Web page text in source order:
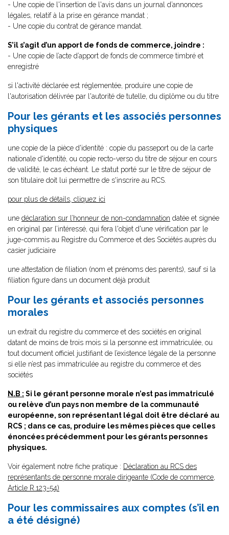
- Une copie de l'insertion de l'avis dans un journal d’annonces
légales, relatif à la prise en gérance mandat ;
- Une copie du contrat de gérance mandat.
S’il s’agit d’un apport de fonds de commerce, joindre :
- Une copie de l’acte d’apport de fonds de commerce timbré et
enregistré
si l'activité déclarée est réglementée, produire une copie de
l'autorisation délivrée par l'autorité de tutelle, du diplôme ou du titre
Pour les gérants et les associés personnes
physiques
une copie de la pièce d'identité : copie du passeport ou de la carte
nationale d'identité, ou copie recto-verso du titre de séjour en cours
de validité, le cas échéant. Le statut porté sur le titre de séjour de
son titulaire doit lui permettre de s'inscrire au RCS.
pour plus de détails, cliquez ici
une déclaration sur l’honneur de non-condamnation datée et signée
en original par l’intéressé, qui fera l'objet d'une vérification par le
juge-commis au Registre du Commerce et des Sociétés auprès du
casier judiciaire
une attestation de filiation (nom et prénoms des parents), sauf si la
filiation figure dans un document déjà produit
Pour les gérants et associés personnes
morales
un extrait du registre du commerce et des sociétés en original
datant de moins de trois mois si la personne est immatriculée, ou
tout document officiel justifiant de l’existence légale de la personne
si elle n’est pas immatriculée au registre du commerce et des
sociétés
N.B : Si le gérant personne morale n’est pas immatriculé
ou relève d’un pays non membre de la communauté
européenne, son représentant légal doit être déclaré au
RCS ; dans ce cas, produire les mêmes pièces que celles
énoncées précédemment pour les gérants personnes
physiques.
Voir également notre fiche pratique : Déclaration au RCS des
représentants de personne morale dirigeante (Code de commerce,
Article R.123-54)
Pour les commissaires aux comptes (s’il en
a été désigné)